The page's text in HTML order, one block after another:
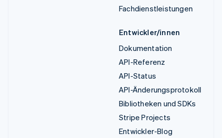
Fachdienstleistungen
Entwickler/innen
Dokumentation
API-Referenz
API-Status
API-Änderungsprotokoll
Bibliotheken und SDKs
Stripe Projects
Entwickler-Blog